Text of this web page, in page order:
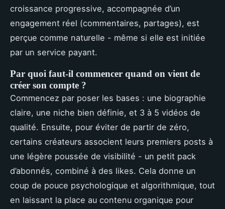
croissance progressive, accompagnée d’un
engagement réel (commentaires, partages), est
perçue comme naturelle - même si elle est initiée
par un service payant.
Par quoi faut-il commencer quand on vient de
créer son compte ?
Commencez par poser les bases : une biographie
claire, une niche bien définie, et 3 à 5 vidéos de
qualité. Ensuite, pour éviter de partir de zéro,
certains créateurs associent leurs premiers posts à
une légère poussée de visibilité - un petit pack
d’abonnés, combiné à des likes. Cela donne un
coup de pouce psychologique et algorithmique, tout
en laissant la place au contenu organique pour